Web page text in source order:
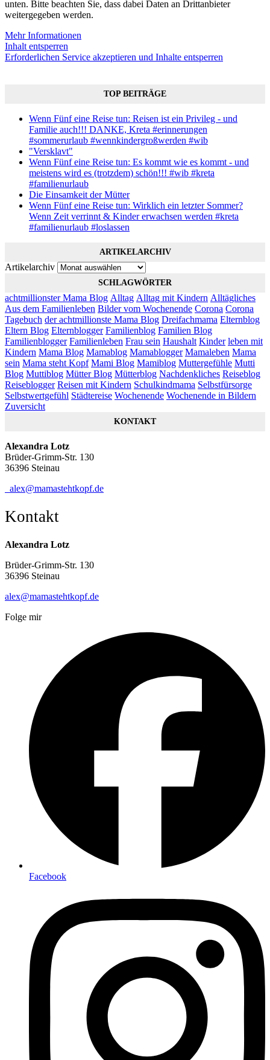
unten. Bitte beachten Sie, dass dabei Daten an Drittanbieter
weitergegeben werden.
Mehr Informationen
Inhalt entsperren
Erforderlichen Service akzeptieren und Inhalte entsperren
TOP BEITRÄGE
Wenn Fünf eine Reise tun: Reisen ist ein Privileg - und
Familie auch!!! DANKE, Kreta #erinnerungen
#sommerurlaub #wennkindergroßwerden #wib
"Versklavt"
Wenn Fünf eine Reise tun: Es kommt wie es kommt - und
meistens wird es (trotzdem) schön!!! #wib #kreta
#familienurlaub
Die Einsamkeit der Mütter
Wenn Fünf eine Reise tun: Wirklich ein letzter Sommer?
Wenn Zeit verrinnt & Kinder erwachsen werden #kreta
#familienurlaub #loslassen
ARTIKELARCHIV
Artikelarchiv
SCHLAGWÖRTER
achtmillionster Mama Blog Alltag Alltag mit Kindern Alltägliches
Aus dem Familienleben Bilder vom Wochenende Corona Corona
Tagebuch der achtmillionste Mama Blog Dreifachmama Elternblog
Eltern Blog Elternblogger Familienblog Familien Blog
Familienblogger Familienleben Frau sein Haushalt Kinder leben mit
Kindern Mama Blog Mamablog Mamablogger Mamaleben Mama
sein Mama steht Kopf Mami Blog Mamiblog Muttergefühle Mutti
Blog Muttiblog Mütter Blog Mütterblog Nachdenkliches Reiseblog
Reiseblogger Reisen mit Kindern Schulkindmama Selbstfürsorge
Selbstwertgefühl Städtereise Wochenende Wochenende in Bildern
Zuversicht
KONTAKT
Alexandra Lotz
Brüder-Grimm-Str. 130
36396 Steinau
alex@mamastehtkopf.de
Kontakt
Alexandra Lotz
Brüder-Grimm-Str. 130
36396 Steinau
alex@mamastehtkopf.de
Folge mir
Facebook